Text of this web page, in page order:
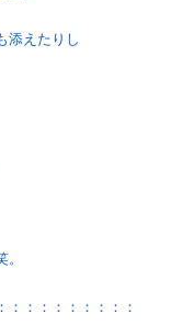
添えたりし
：：：：：：：：：